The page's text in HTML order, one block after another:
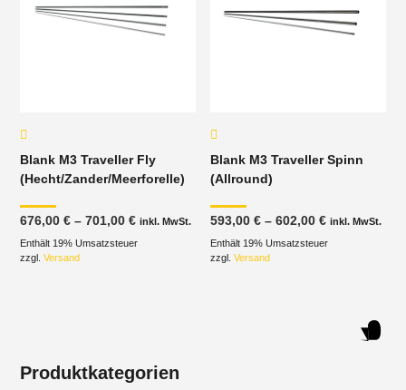
Blank M3 Traveller Fly
(Hecht/Zander/Meerforelle)
676,00€ –701,00€Preisspanne:
bis
inkl. MwSt.
Enthält 19% Umsatzsteuer
zzgl.Versand
Blank M3 Traveller Spinn
(Allround)
593,00€ –602,00€
bis
inkl. MwSt.
Enthält 19% Umsatzsteuer
zzgl.Versand
Produktkategorien